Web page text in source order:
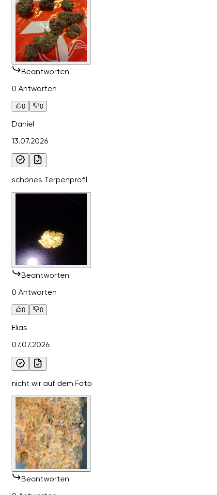
Beantworten
0 Antworten
0 0
Daniel
13.07.2026
schönes Terpenprofil
Beantworten
0 Antworten
0 0
Elias
07.07.2026
nicht wir auf dem Foto
Beantworten